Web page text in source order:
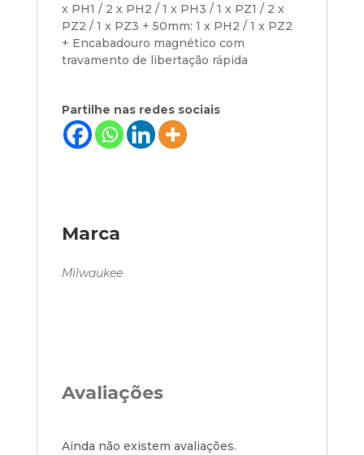
x PH1 / 2 x PH2 / 1 x PH3 / 1 x PZ1 / 2 x
PZ2 / 1 x PZ3 + 50mm: 1 x PH2 / 1 x PZ2
+ Encabadouro magnético com
travamento de libertação rápida
Partilhe nas redes sociais
Marca
Milwaukee
Avaliações
Ainda não existem avaliações.